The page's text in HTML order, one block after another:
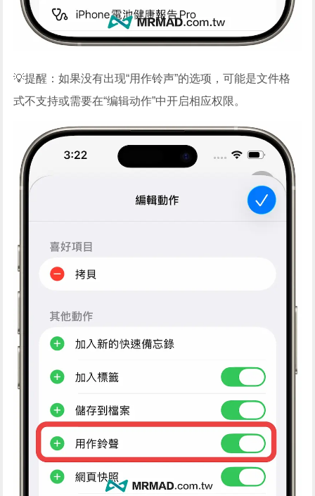
💡提醒：如果没有出现“用作铃声”的选项，可能是文件格
式不支持或需要在“编辑动作”中开启相应权限。